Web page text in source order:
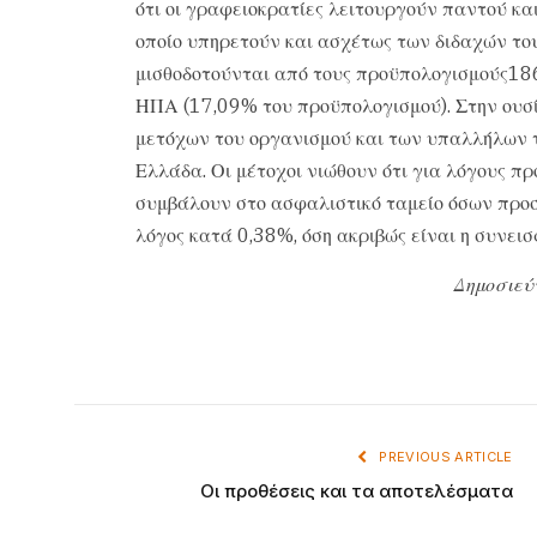
ότι οι γραφειοκρατίες λειτουργούν παντού
οποίο υπηρετούν και ασχέτως των διδαχών
μισθοδοτούνται από τους
ΗΠΑ (17,09% του προϋπολογισμού). Στην
μετόχων του οργανισμού και των υπαλλήλων
Ελλάδα. Οι μέτοχοι νιώθουν ότι για λόγους
συμβάλουν στο ασφαλιστικό ταμείο όσων
λόγος κατά 0,38%, όση ακριβώς είναι η
PREVIOUS ARTICLE
Οι προθέσεις και τα αποτελέσματα